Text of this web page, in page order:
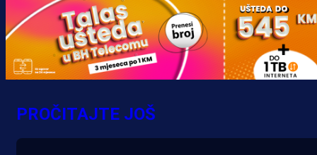
PROČITAJTE JOŠ